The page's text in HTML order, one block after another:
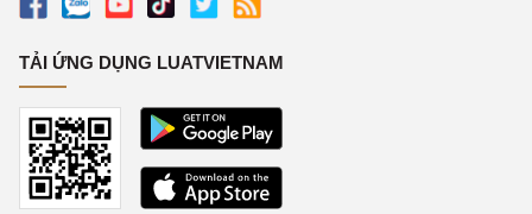
TẢI ỨNG DỤNG LUATVIETNAM